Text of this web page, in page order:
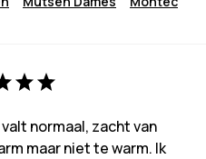
normaal, zacht van
maar niet te warm. Ik